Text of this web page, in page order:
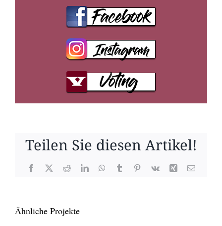
Teilen Sie diesen Artikel!
Facebook
X RedditLinkedInWhatsApp
TumblrPinterest
Vk Xing E-
Ähnliche Projekte